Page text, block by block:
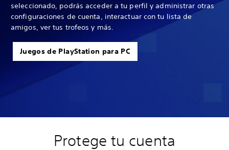
seleccionado, podrás acceder a tu perfil y administrar otras
configuraciones de cuenta, interactuar con tu lista de
amigos, ver tus trofeos y más.
Juegos de PlayStation para PC
Protege tu cuenta